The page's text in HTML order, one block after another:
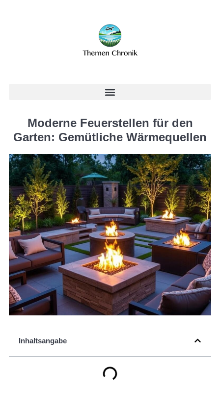
Moderne Feuerstellen für den
Garten: Gemütliche Wärmequellen
Inhaltsangabe